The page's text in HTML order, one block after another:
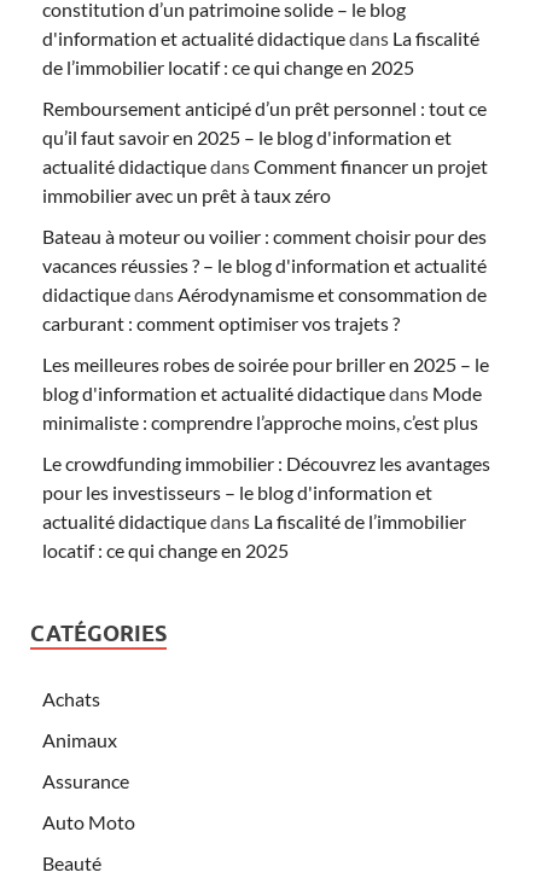
constitution d’un patrimoine solide – le blog
d'information et actualité didactiquedans La fiscalité
de l’immobilier locatif : ce qui change en 2025
Remboursement anticipé d’un prêt personnel : tout ce
qu’il faut savoir en 2025 – le blog d'information et
actualité didactiquedansComment financer un projet
immobilier avec un prêt à taux zéro
Bateau à moteur ou voilier : comment choisir pour des
vacances réussies ? – le blog d'information et actualité
didactiquedansAérodynamisme et consommation de
carburant : comment optimiser vos trajets ?
Les meilleures robes de soirée pour briller en 2025 – le
blog d'information et actualité didactiquedans Mode
minimaliste : comprendre l’approche moins, c’est plus
Le crowdfunding immobilier : Découvrez les avantages
pour les investisseurs – le blog d'information et
actualité didactiquedans La fiscalité de l’immobilier
locatif : ce qui change en 2025
CATÉGORIES
Achats
Animaux
Assurance
Auto Moto
Beauté